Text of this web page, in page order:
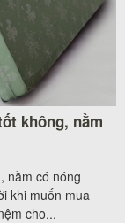
không, nằm
nằm có nóng
khi muốn mua
cho...